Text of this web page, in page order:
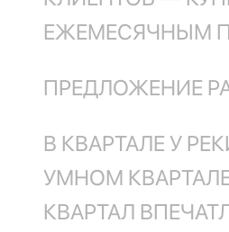
ЕЖЕМЕСЯЧНЫМ
ПРЕДЛОЖЕНИЕ
В КВАРТАЛЕ У
УМНОМ КВАРТАЛЕ
КВАРТАЛ